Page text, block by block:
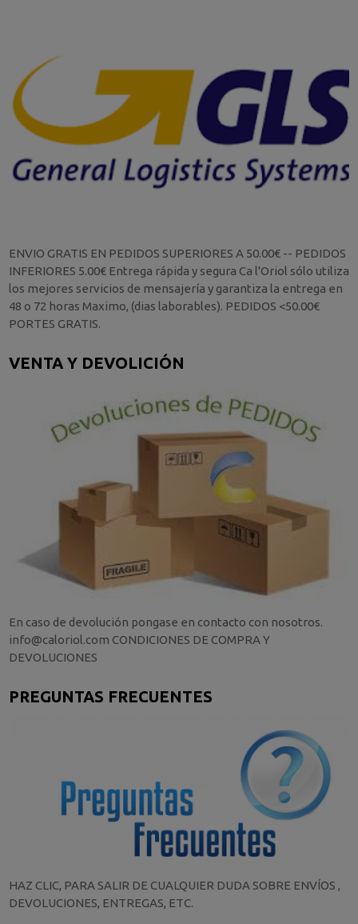
ENVIO GRATIS EN PEDIDOS SUPERIORES A 50.00€ -- PEDIDOS
INFERIORES 5.00€ Entrega rápida y segura Ca l'Oriol sólo utiliza
los mejores servicios de mensajería y garantiza la entrega en
48 o 72 horas Maximo, (dias laborables). PEDIDOS <50.00€
PORTES GRATIS.
VENTA Y DEVOLICIÓN
En caso de devolución pongase en contacto con nosotros.
info@caloriol.com CONDICIONES DE COMPRA Y
DEVOLUCIONES
PREGUNTAS FRECUENTES
HAZ CLIC, PARA SALIR DE CUALQUIER DUDA SOBRE ENVÍOS ,
DEVOLUCIONES, ENTREGAS, ETC.